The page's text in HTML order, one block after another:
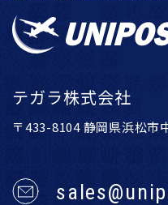
テガラ株式会社
〒433-8104 静岡県浜松市